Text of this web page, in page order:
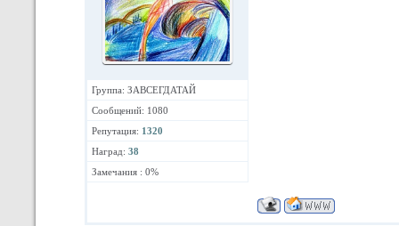
Группа: ЗАВСЕГДАТАЙ
Сообщений: 1080
Репутация: 1320
Наград: 38
Замечания : 0%